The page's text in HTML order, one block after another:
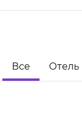
Все Отель